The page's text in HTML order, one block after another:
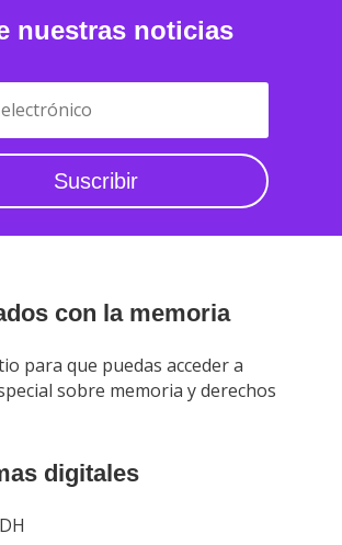
nuestras noticias
Suscribir
con la memoria
para que puedas acceder a
sobre memoria y derechos
digitales